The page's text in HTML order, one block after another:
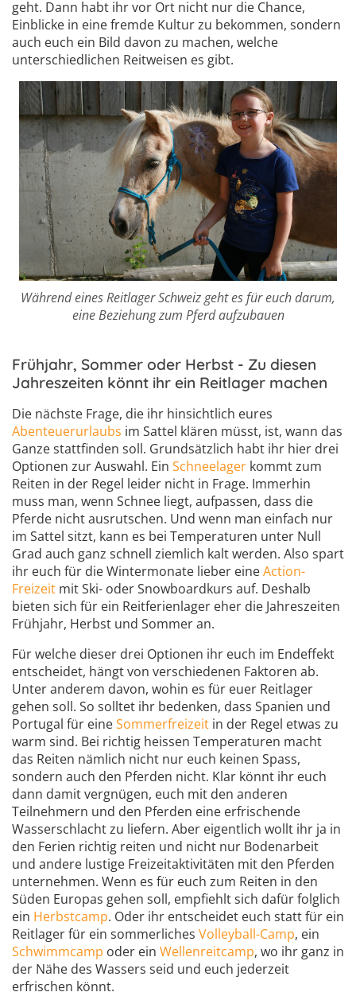
geht. Dann habt ihr vor Ort nicht nur die Chance,
Einblicke in eine fremde Kultur zu bekommen, sondern
auch euch ein Bild davon zu machen, welche
unterschiedlichen Reitweisen es gibt.
Während eines Reitlager Schweiz geht es für euch darum,
eine Beziehung zum Pferd aufzubauen
Frühjahr, Sommer oder Herbst - Zu diesen
Jahreszeiten könnt ihr ein Reitlager machen
Die nächste Frage, die ihr hinsichtlich eures
Abenteuerurlaubs im Sattel klären müsst, ist, wann das
Ganze stattfinden soll. Grundsätzlich habt ihr hier drei
Optionen zur Auswahl. Ein Schneelager kommt zum
Reiten in der Regel leider nicht in Frage. Immerhin
muss man, wenn Schnee liegt, aufpassen, dass die
Pferde nicht ausrutschen. Und wenn man einfach nur
im Sattel sitzt, kann es bei Temperaturen unter Null
Grad auch ganz schnell ziemlich kalt werden. Also spart
ihr euch für die Wintermonate lieber eineAction-
Freizeit mit Ski- oder Snowboardkurs auf. Deshalb
bieten sich für ein Reitferienlager eher die Jahreszeiten
Frühjahr, Herbst und Sommer an.
Für welche dieser drei Optionen ihr euch im Endeffekt
entscheidet, hängt von verschiedenen Faktoren ab.
Unter anderem davon, wohin es für euer Reitlager
gehen soll. So solltet ihr bedenken, dass Spanien und
Portugal für eineSommerfreizeit in der Regel etwas zu
warm sind. Bei richtig heissen Temperaturen macht
das Reiten nämlich nicht nur euch keinen Spass,
sondern auch den Pferden nicht. Klar könnt ihr euch
dann damit vergnügen, euch mit den anderen
Teilnehmern und den Pferden eine erfrischende
Wasserschlacht zu liefern. Aber eigentlich wollt ihr ja in
den Ferien richtig reiten und nicht nur Bodenarbeit
und andere lustige Freizeitaktivitäten mit den Pferden
unternehmen. Wenn es für euch zum Reiten in den
Süden Europas gehen soll, empfiehlt sich dafür folglich
ein Herbstcamp. Oder ihr entscheidet euch statt für ein
Reitlager für ein sommerliches Volleyball-Camp, ein
Schwimmcamp oder ein Wellenreitcamp, wo ihr ganz in
der Nähe des Wassers seid und euch jederzeit
erfrischen könnt.